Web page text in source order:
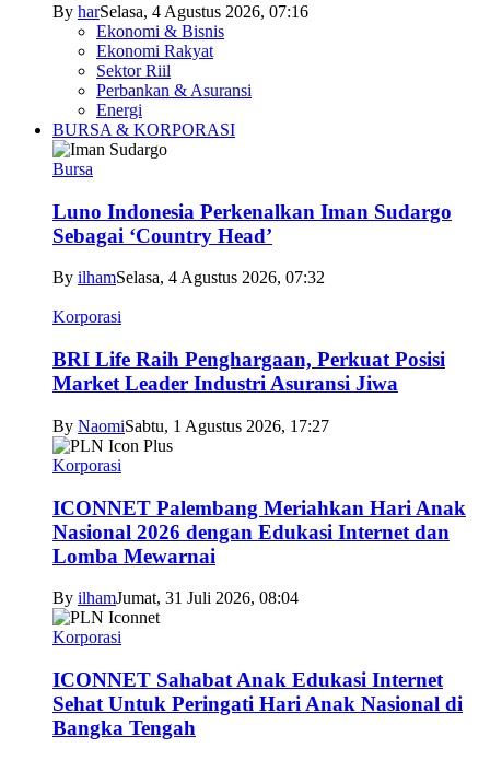
By harSelasa, 4 Agustus 2026, 07:16
Ekonomi & Bisnis
Ekonomi Rakyat
Sektor Riil
Perbankan & Asuransi
Energi
BURSA & KORPORASI
Bursa
Luno Indonesia Perkenalkan Iman Sudargo
Sebagai ‘Country Head’
By ilhamSelasa, 4 Agustus 2026, 07:32
Korporasi
BRI Life Raih Penghargaan, Perkuat Posisi
Market Leader Industri Asuransi Jiwa
By NaomiSabtu, 1 Agustus 2026, 17:27
Korporasi
ICONNET Palembang Meriahkan Hari Anak
Nasional 2026 dengan Edukasi Internet dan
Lomba Mewarnai
By ilhamJumat, 31 Juli 2026, 08:04
Korporasi
ICONNET Sahabat Anak Edukasi Internet
Sehat Untuk Peringati Hari Anak Nasional di
Bangka Tengah